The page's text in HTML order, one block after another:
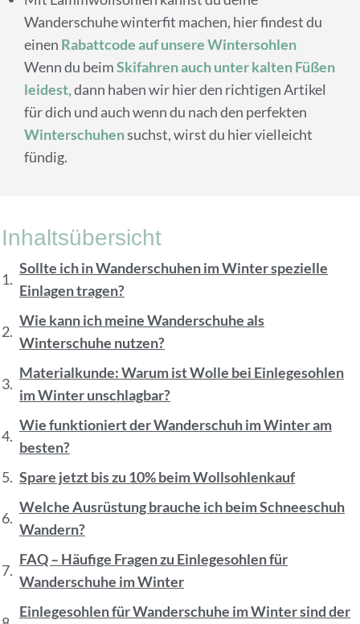
Wanderschuhe winterfit machen, hier findest du
einen Rabattcode auf unsere Wintersohlen
Wenn du beimSkifahren auch unter kalten Füßen
leidest,dann haben wir hier den richtigen Artikel
für dich und auch wenn du nach den perfekten
Winterschuhensuchst, wirst du hier vielleicht
fündig.
Inhaltsübersicht
Sollte ich in Wanderschuhen im Winter spezielle
Einlagen tragen?
Wie kann ich meine Wanderschuhe als
Winterschuhe nutzen?
Materialkunde: Warum ist Wolle bei Einlegesohlen
im Winter unschlagbar?
Wie funktioniert der Wanderschuh im Winter am
besten?
Spare jetzt bis zu 10% beim Wollsohlenkauf
Welche Ausrüstung brauche ich beim Schneeschuh
Wandern?
FAQ – Häufige Fragen zu Einlegesohlen für
Wanderschuhe im Winter
Einlegesohlen für Wanderschuhe im Winter sind der